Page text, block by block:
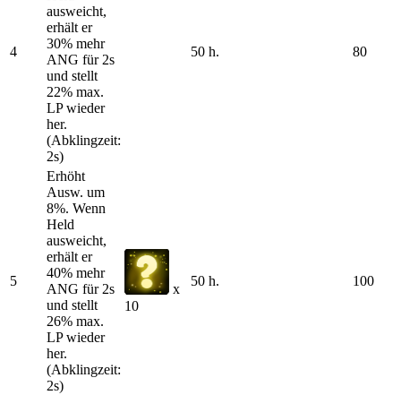
4
ausweicht,
erhält er
30% mehr
ANG für 2s
und stellt
22% max.
LP wieder
her.
(Abklingzeit:
2s)
50 h. 80
5
Erhöht
Ausw. um
8%. Wenn
Held
ausweicht,
erhält er
40% mehr
ANG für 2s
und stellt
26% max.
LP wieder
her.
(Abklingzeit:
2s)
x
10
50 h. 100